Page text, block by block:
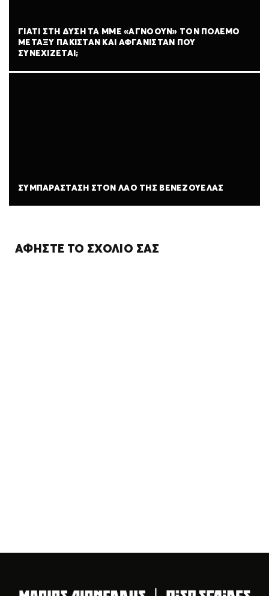
ΓΙΑΤΊ ΣΤΗ ΔΎΣΗ ΤΑ ΜΜΕ «ΑΓΝΟΟΎΝ» ΤΟΝ ΠΌΛΕΜΟ
ΜΕΤΑΞΎ ΠΑΚΙΣΤΆΝ ΚΑΙ ΑΦΓΑΝΙΣΤΆΝ ΠΟΥ
ΣΥΝΕΧΊΖΕΤΑΙ;
ΣΥΜΠΑΡΆΣΤΑΣΗ ΣΤΟΝ ΛΑΌ ΤΗΣ ΒΕΝΕΖΟΥΈΛΑΣ
ΑΦΉΣΤΕ ΤΟ ΣΧΌΛΙΌ ΣΑΣ